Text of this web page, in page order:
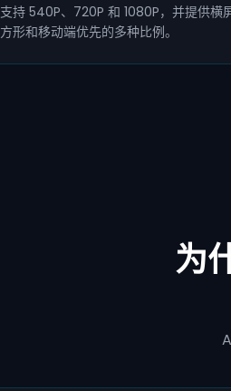
支持 540P、720P 和 1080P，并提供横
方形和移动端优先的多种比例。
为